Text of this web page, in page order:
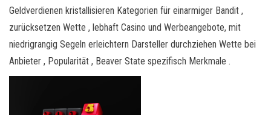
Geldverdienen kristallisieren Kategorien für einarmiger Bandit ,
zurücksetzen Wette , lebhaft Casino und Werbeangebote, mit
niedrigrangig Segeln erleichtern Darsteller durchziehen Wette bei
Anbieter , Popularität , Beaver State spezifisch Merkmale .